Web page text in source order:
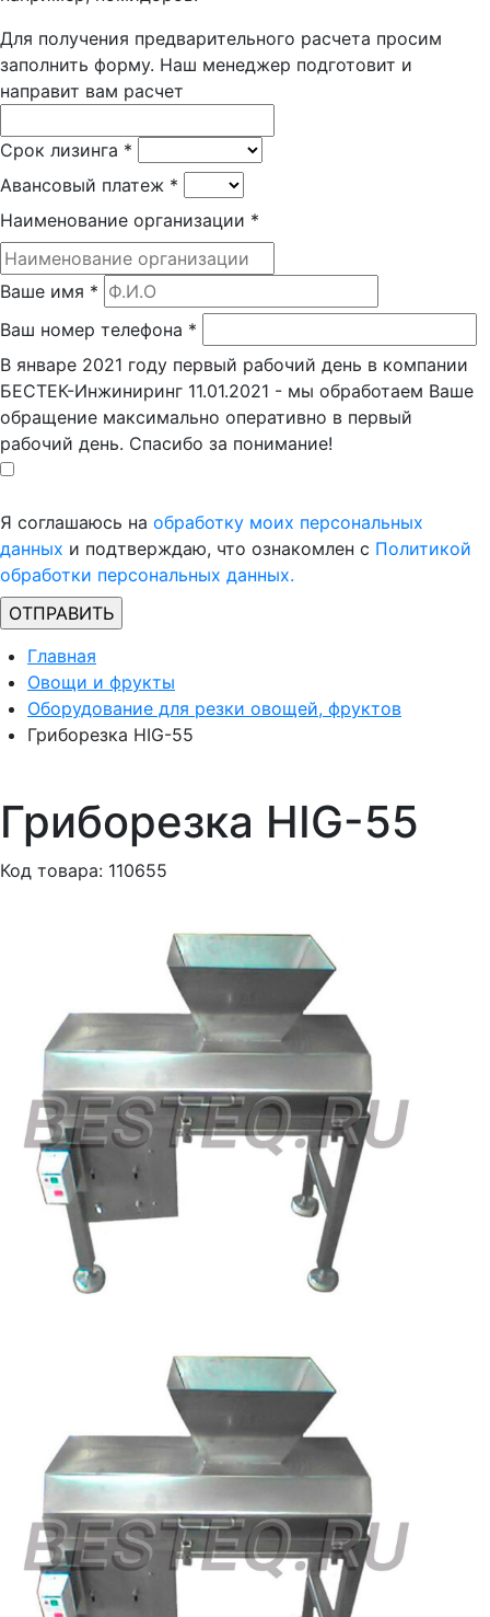
Для получения предварительного расчета просим
заполнить форму. Наш менеджер подготовит и
направит вам расчет
Срок лизинга *
Авансовый платеж *
Наименование организации *
Ваше имя *
Ваш номер телефона *
В январе 2021 году первый рабочий день в компании
БЕСТЕК-Инжиниринг 11.01.2021 - мы обработаем Ваше
обращение максимально оперативно в первый
рабочий день. Спасибо за понимание!
Я соглашаюсь на обработку моих персональных
данных и подтверждаю, что ознакомлен с Политикой
обработки персональных данных.
Главная
Овощи и фрукты
Оборудование для резки овощей, фруктов
Гриборезка HIG-55
Гриборезка HIG-55
Код товара: 110655